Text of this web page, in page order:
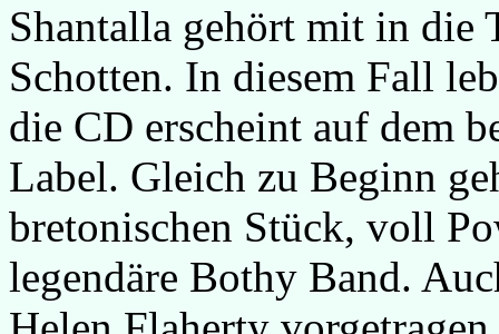
Shantalla gehört mit in die
Schotten. In diesem Fall
die CD erscheint auf dem
Label. Gleich zu Beginn
bretonischen Stück, voll
legendäre Bothy Band.